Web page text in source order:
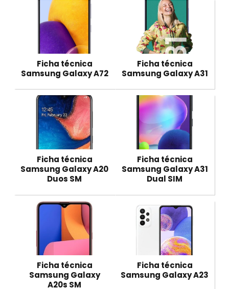
Ficha técnica
Samsung Galaxy A72
Ficha técnica
Samsung Galaxy A31
Ficha técnica
Samsung Galaxy A20
Duos SM
Ficha técnica
Samsung Galaxy A31
Dual SIM
Ficha técnica
Samsung Galaxy
A20s SM
Ficha técnica
Samsung Galaxy A23